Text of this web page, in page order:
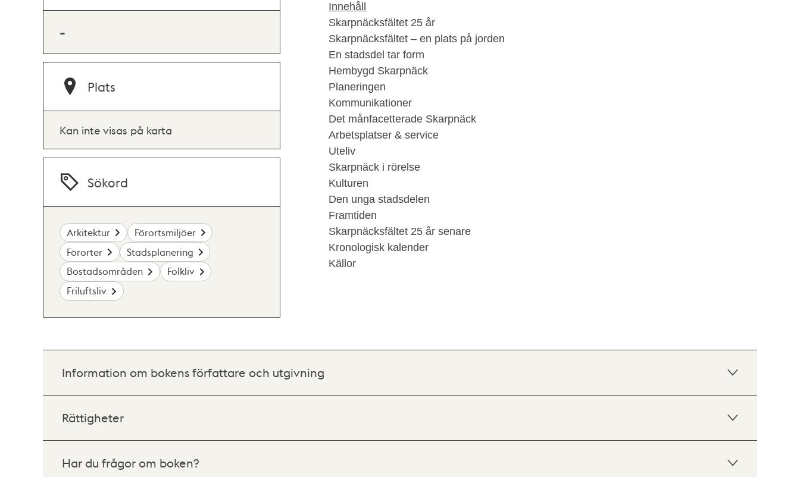
Innehåll
Skarpnäcksfältet 25 år
Skarpnäcksfältet – en plats på jorden
En stadsdel tar form
Hembygd Skarpnäck
Planeringen
Kommunikationer
Det månfacetterade Skarpnäck
Arbetsplatser & service
Uteliv
Skarpnäck i rörelse
Kulturen
Den unga stadsdelen
Framtiden
Skarpnäcksfältet 25 år senare
Kronologisk kalender
Källor
-
Plats
Kan inte visas på karta
Sökord
Arkitektur
Förortsmiljöer
Förorter
Stadsplanering
Bostadsområden
Folkliv
Friluftsliv
Information om bokens författare och utgivning
Rättigheter
Har du frågor om boken?